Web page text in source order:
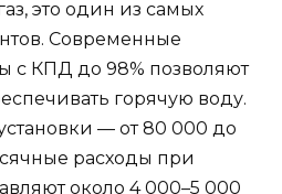
это один из самых
Современные
с КПД до 98% позволяют
горячую воду.
— от 80 000 до
расходы при
около 4 000–5 000